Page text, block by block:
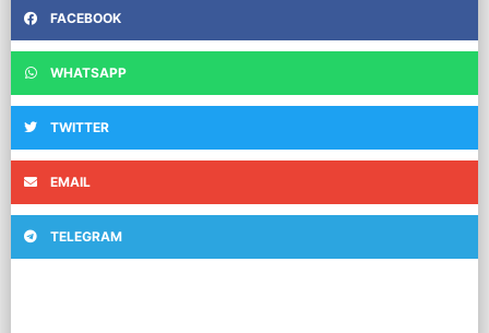
FACEBOOK
WHATSAPP
TWITTER
EMAIL
TELEGRAM